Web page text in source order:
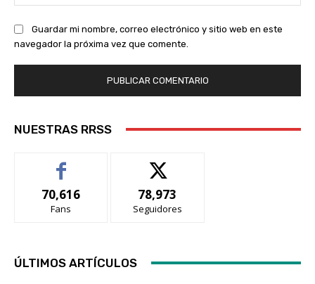
Guardar mi nombre, correo electrónico y sitio web en este
navegador la próxima vez que comente.
NUESTRAS RRSS
70,616
Fans
78,973
Seguidores
ÚLTIMOS ARTÍCULOS